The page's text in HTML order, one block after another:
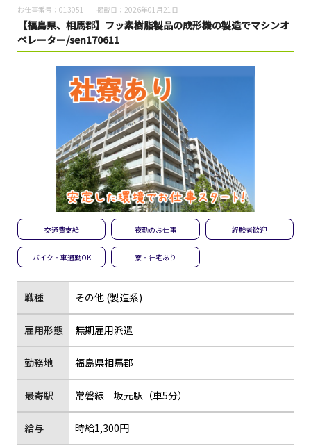
お仕事番号：013051 掲載日： 2026年01月21日
【福島県、相馬郡】フッ素樹脂製品の成形機の製造でマシンオ
ペレーター/sen170611
交通費支給 夜勤のお仕事 経験者歓迎
バイク・車通勤OK 寮・社宅あり
職種 その他 (製造系)
雇用形態 無期雇用派遣
勤務地 福島県相馬郡
最寄駅 常磐線 坂元駅（車5分）
給与 時給1,300円
フリーワード
この条件のお仕事数
19 件
この条件で検索
全ての条件をクリア